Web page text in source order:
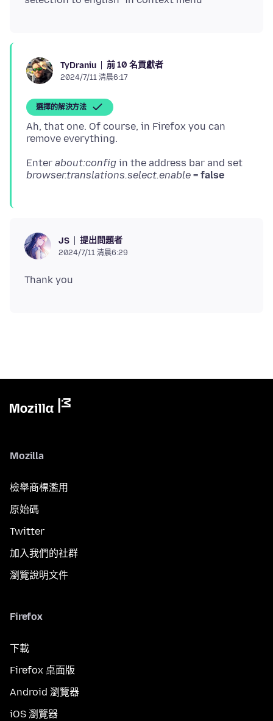
TyDraniu 前 10 名貢獻者
2024/7/11 清晨6:17
選擇的解決方法
Ah, that one. Of course, in Firefox you can
Enter about:config in the address bar and set
browser.translations.select.enable = false
JS 提出問題者
2024/7/11 清晨6:29
Mozilla
檢舉商標濫用
原始碼
Twitter
加入我們的社群
瀏覽說明文件
Firefox
下載
Firefox 桌面版
Android 瀏覽器
iOS 瀏覽器